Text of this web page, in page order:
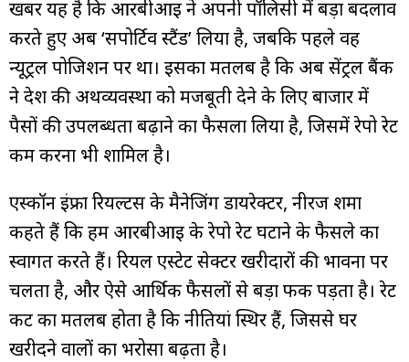
खबर यह है कि आरबीआई ने अपनी पॉलिसी में बड़ा बदलाव
करते हुए अब ‘सपोर्टिव स्टैंड’ लिया है, जबकि पहले वह
न्यूट्रल पोजिशन पर था। इसका मतलब है कि अब सेंट्रल बैंक
ने देश की अर्थव्यवस्था को मजबूती देने के लिए बाजार में
पैसों की उपलब्धता बढ़ाने का फैसला लिया है, जिसमें रेपो रेट
कम करना भी शामिल है।
एस्कॉन इंफ्रा रियल्टर्स के मैनेजिंग डायरेक्टर, नीरज शर्मा
कहते हैं कि हम आरबीआई के रेपो रेट घटाने के फैसले का
स्वागत करते हैं। रियल एस्टेट सेक्टर खरीदारों की भावना पर
चलता है, और ऐसे आर्थिक फैसलों से बड़ा फर्क पड़ता है। रेट
कट का मतलब होता है कि नीतियां स्थिर हैं, जिससे घर
खरीदने वालों का भरोसा बढ़ता है।